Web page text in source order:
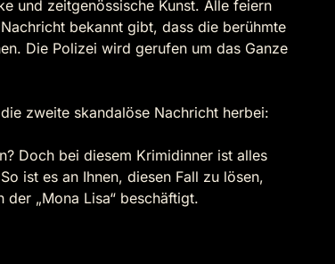
und zeitgenössische Kunst. Alle feiern
bekannt gibt, dass die berühmte
Die Polizei wird gerufen um das Ganze
zweite skandalöse Nachricht herbei:
Doch bei diesem Krimidinner ist alles
ist es an Ihnen, diesen Fall zu lösen,
„Mona Lisa“ beschäftigt.